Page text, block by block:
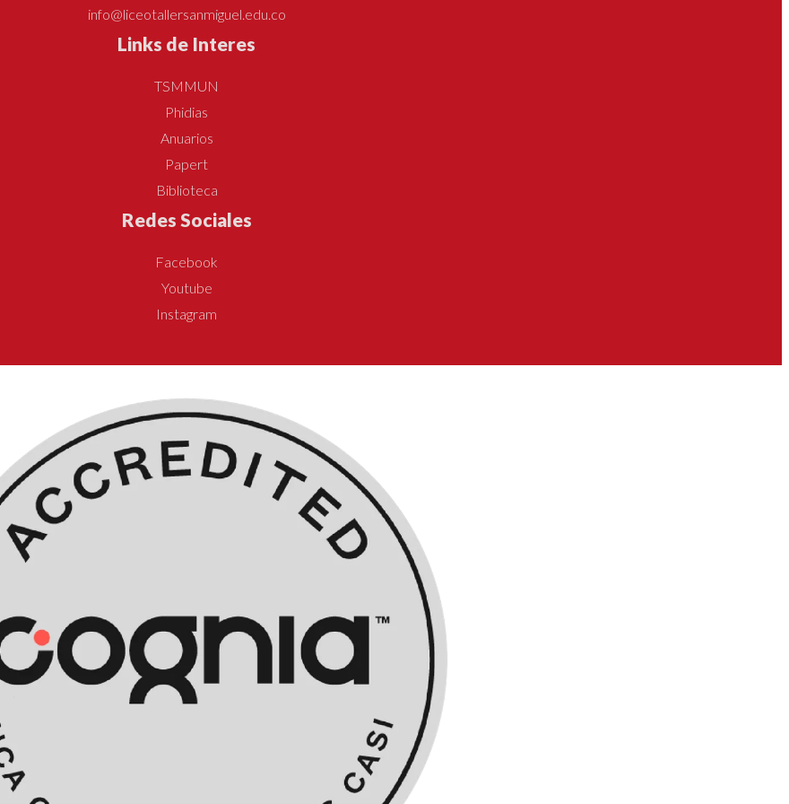
info@liceotallersanmiguel.edu.co
Links de Interes
TSMMUN
Phidias
Anuarios
Papert
Biblioteca
Redes Sociales
Facebook
Youtube
Instagram